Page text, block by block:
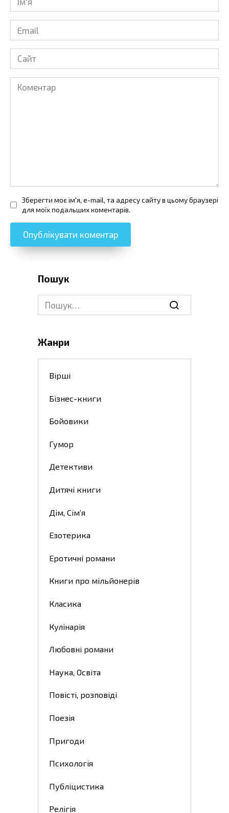
Email
Сайт
Коментар
Зберегти моє ім'я, e-mail, та адресу сайту в цьому браузері
для моїх подальших коментарів.
Пошук
Search
for:
Жанри
Вірші
Бізнес-книги
Бойовики
Гумор
Детективи
Дитячі книги
Дім, Сім’я
Езотерика
Еротичні романи
Книги про мільйонерів
Класика
Кулінарія
Любовні романи
Наука, Освіта
Повісті, розповіді
Поезія
Пригоди
Психологія
Публіцистика
Релігія